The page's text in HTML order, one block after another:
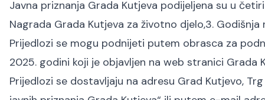
Javna priznanja Grada Kutjeva podijeljena su u
Nagrada Grada Kutjeva za životno djelo,3. Godišnja
Prijedlozi se mogu podnijeti putem obrasca za
2025. godini koji je objavljen na web stranici Grada
Prijedlozi se dostavljaju na adresu Grad Kutjevo,